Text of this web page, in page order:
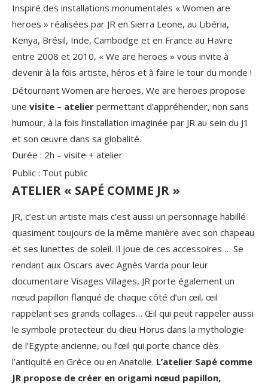
Inspiré des installations monumentales « Women are
heroes » réalisées par JR en Sierra Leone, au Libéria,
Kenya, Brésil, Inde, Cambodge et en France au Havre
entre 2008 et 2010, « We are heroes » vous invite à
devenir à la fois artiste, héros et à faire le tour du monde !
Détournant Women are heroes, We are heroes propose
une visite – atelier permettant d’appréhender, non sans
humour, à la fois l’installation imaginée par JR au sein du J1
et son œuvre dans sa globalité.
Durée : 2h – visite + atelier
Public : Tout public
ATELIER « SAPÉ COMME JR »
JR, c’est un artiste mais c’est aussi un personnage habillé
quasiment toujours de la même manière avec son chapeau
et ses lunettes de soleil. Il joue de ces accessoires … Se
rendant aux Oscars avec Agnès Varda pour leur
documentaire Visages Villages, JR porte également un
nœud papillon flanqué de chaque côté d’un œil, œil
rappelant ses grands collages… Œil qui peut rappeler aussi
le symbole protecteur du dieu Horus dans la mythologie
de l’Egypte ancienne, ou l’œil qui porte chance dès
l’antiquité en Grèce ou en Anatolie. L’atelier Sapé comme
JR propose de créer en origami nœud papillon,